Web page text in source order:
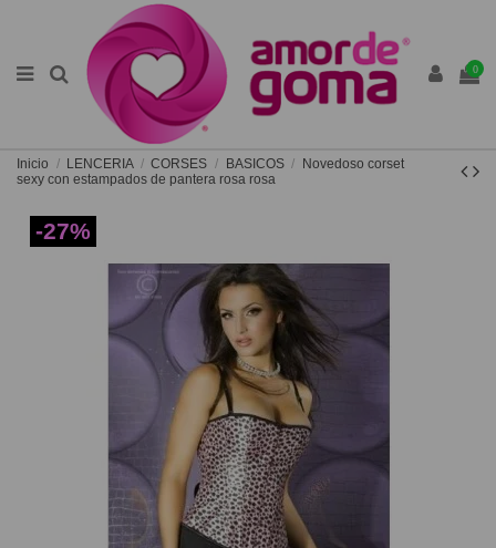
0
Inicio LENCERIA CORSES BASICOS
Novedoso corset
sexy con estampados de pantera rosa rosa
-27%